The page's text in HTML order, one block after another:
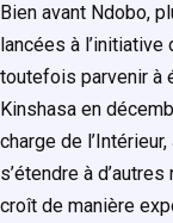
Bien avant Ndobo,
lancées à
toutefois parvenir à
Kinshasa en
charge de
s’étendre à
croît de manière